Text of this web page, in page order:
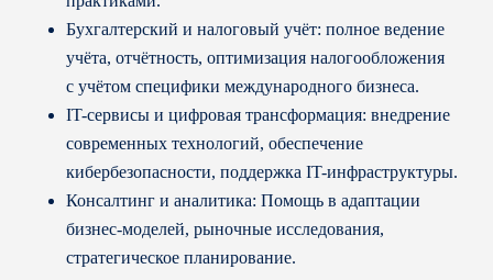
Бухгалтерский и налоговый учёт: полное ведение
учёта, отчётность, оптимизация налогообложения
с учётом специфики международного бизнеса.
IT-сервисы и цифровая трансформация: внедрение
современных технологий, обеспечение
кибербезопасности, поддержка IT-инфраструктуры.
Консалтинг и аналитика: Помощь в адаптации
бизнес-моделей, рыночные исследования,
стратегическое планирование.